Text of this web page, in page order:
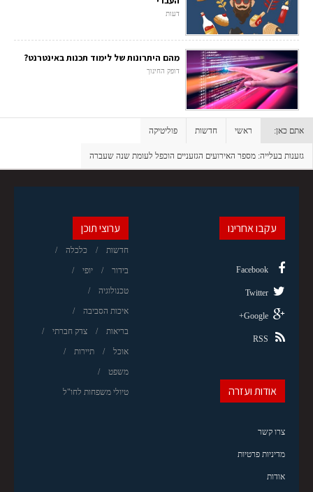
דעות
מהם היתרונות של לימוד תכנות באינטרנט?
דופק החינוך
אתם כאן: ראשי חדשות פוליטיקה
גזענות בעלייה: מספר האירועים הגזעניים הוכפל לעומת שנה שעברה
ערוצי תוכן
חדשות כלכלה
בידור יופי
טכנולוגיה
איכות הסביבה
בריאות צדק חברתי
אוכל תיירות
משפט
טיולי משפחות לחו"ל
עקבו אחרינו
Facebook
Twitter
Google+
RSS
אודות ועזרה
צרו קשר
מדיניות פרטיות
אודות